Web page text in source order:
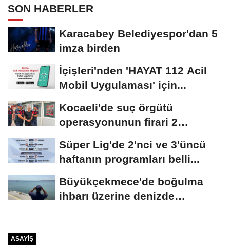
SON HABERLER
Karacabey Belediyespor'dan 5
imza birden
İçişleri'nden 'HAYAT 112 Acil
Mobil Uygulaması' için...
Kocaeli'de suç örgütü
operasyonunun firari 2
Süper Lig'de 2'nci ve 3'üncü
haftanın programları belli...
Büyükçekmece'de boğulma
ihbarı üzerine denizde
ASAYIŞ